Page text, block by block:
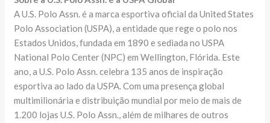
A U.S. Polo Assn. é a marca esportiva oficial da United States
Polo Association (USPA), a entidade que rege o polo nos
Estados Unidos, fundada em 1890 e sediada no USPA
National Polo Center (NPC) em Wellington, Flórida. Este
ano, a U.S. Polo Assn. celebra 135 anos de inspiração
esportiva ao lado da USPA. Com uma presença global
multimilionária e distribuição mundial por meio de mais de
1.200 lojas U.S. Polo Assn., além de milhares de outros